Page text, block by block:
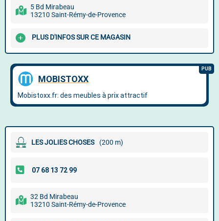
5 Bd Mirabeau
13210 Saint-Rémy-de-Provence
PLUS D'INFOS SUR CE MAGASIN
LES JOLIES CHOSES (200 m)
32 Bd Mirabeau
13210 Saint-Rémy-de-Provence